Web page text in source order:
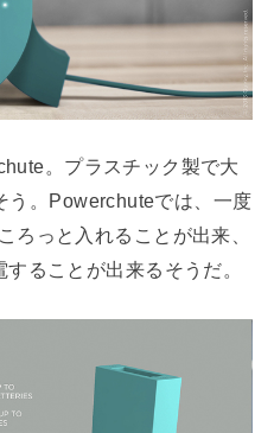
。プラスチック製で大
う。Powerchuteでは、一度
ろっと入れることが出来、
ることが出来るそうだ。